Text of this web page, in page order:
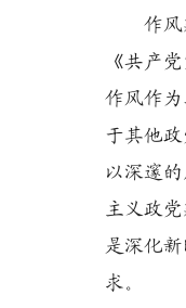
作风建
《共产
作风作
于其他
以深邃
主义政
是深化
求。